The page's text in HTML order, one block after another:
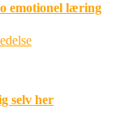
emotionel læring
selv her